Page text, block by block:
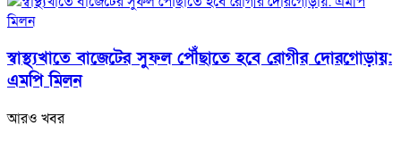
স্বাস্থ্যখাতে বাজেটের সুফল পৌঁছাতে হবে রোগীর দোরগোড়ায়:
এমপি মিলন
আরও খবর